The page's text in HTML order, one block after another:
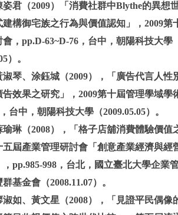
君（2009）「消費社群中Blythe的異想
構御宅族之行為與價值認知」，2009第
，pp.D-63~D-76，台中，朝陽科技大學
）。
琴、涂鈺城（2009），「廣告代言人性
效果之研究」，2009第十屆管理學域學
台中，朝陽科技大學（2009.05.05）。
琳（2008），「格子店舖消費體驗價值
五屆產業管理研討會「創意產業經濟與經
，pp.985-998，台北，國立臺北大學企業
基金會（2008.11.07）。
如、黃文星（2008），「見證平民偶像